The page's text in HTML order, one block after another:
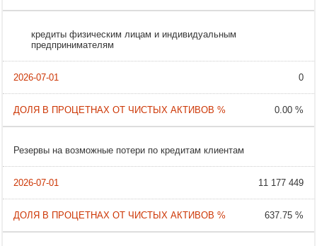
кредиты физическим лицам и индивидуальным
предпринимателям
0
0.00 %
Резервы на возможные потери по кредитам клиентам
11 177 449
637.75 %